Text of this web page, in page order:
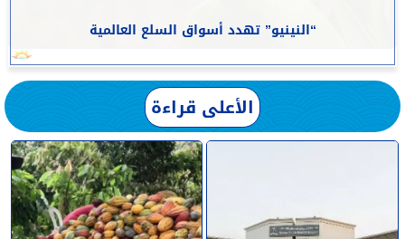
“النينيو” تهدد أسواق السلع العالمية
الأعلى قراءة